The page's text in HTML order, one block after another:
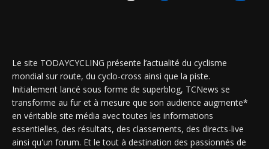
Le site TODAYCYCLING présente l’actualité du cyclisme
mondial sur route, du cyclo-cross ainsi que la piste.
Initialement lancé sous forme de superblog, TCNews se
transforme au fur et à mesure que son audience augmente*
en véritable site média avec toutes les informations
essentielles, des résultats, des classements, des directs-live
ainsi qu'un forum. Et le tout à destination des passionnés de